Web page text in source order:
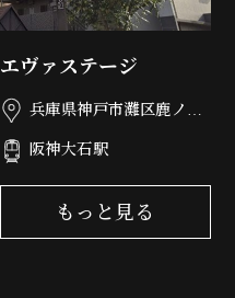
エヴァステージ
兵庫県神戸市灘区鹿ノ下
阪神大石駅
もっと見る